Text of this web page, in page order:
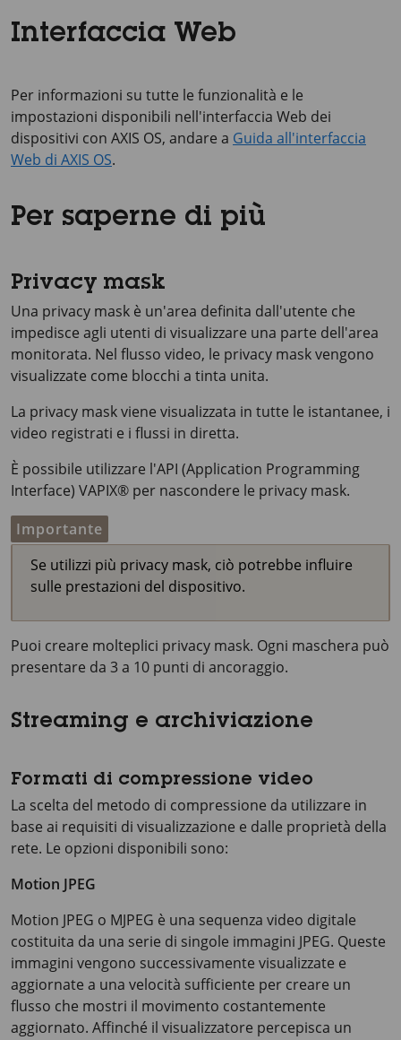
Interfaccia Web
Per informazioni su tutte le funzionalità e le
impostazioni disponibili nell'interfaccia Web dei
dispositivi con AXIS OS, andare a Guida all'interfaccia
Web di AXIS OS.
Per saperne di più
Privacy mask
Una privacy mask è un'area definita dall'utente che
impedisce agli utenti di visualizzare una parte dell'area
monitorata. Nel flusso video, le privacy mask vengono
visualizzate come blocchi a tinta unita.
La privacy mask viene visualizzata in tutte le istantanee, i
video registrati e i flussi in diretta.
È possibile utilizzare l'API (Application Programming
Interface) VAPIX® per nascondere le privacy mask.
Importante
Se utilizzi più privacy mask, ciò potrebbe influire
sulle prestazioni del dispositivo.
Puoi creare molteplici privacy mask. Ogni maschera può
presentare da 3 a 10 punti di ancoraggio.
Streaming e archiviazione
Formati di compressione video
La scelta del metodo di compressione da utilizzare in
base ai requisiti di visualizzazione e dalle proprietà della
rete. Le opzioni disponibili sono:
Motion JPEG
Motion JPEG o MJPEG è una sequenza video digitale
costituita da una serie di singole immagini JPEG. Queste
immagini vengono successivamente visualizzate e
aggiornate a una velocità sufficiente per creare un
flusso che mostri il movimento costantemente
aggiornato. Affinché il visualizzatore percepisca un